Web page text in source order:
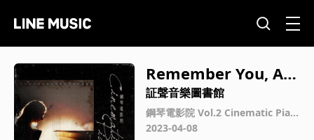
Remember You, Al
ways
証聲音樂圖書館
鋼琴電影院 Vol.2 Cinematic Pian
o Vol.2
2023-04-08